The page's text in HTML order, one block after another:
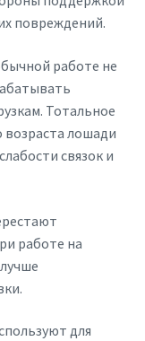
повреждений.
работе не
Тотальное
возраста лошади
связок и
работе на
для